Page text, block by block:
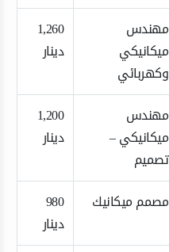
مهندس
ميكانيكي
وكهربائي
1,260
دينار
مهندس
ميكانيكي –
تصميم
1,200
دينار
مصمم ميكانيك
980
دينار